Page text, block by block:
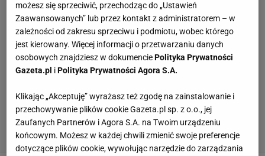
możesz się sprzeciwić, przechodząc do „Ustawień
Zaawansowanych” lub przez kontakt z administratorem – w
zależności od zakresu sprzeciwu i podmiotu, wobec którego
jest kierowany. Więcej informacji o przetwarzaniu danych
osobowych znajdziesz w dokumencie Polityka Prywatności
Gazeta.pl i Polityka Prywatności Agora S.A.
Klikając „Akceptuję” wyrażasz też zgodę na zainstalowanie i
przechowywanie plików cookie Gazeta.pl sp. z o.o., jej
Zaufanych Partnerów i Agora S.A. na Twoim urządzeniu
końcowym. Możesz w każdej chwili zmienić swoje preferencje
dotyczące plików cookie, wywołując narzędzie do zarządzania